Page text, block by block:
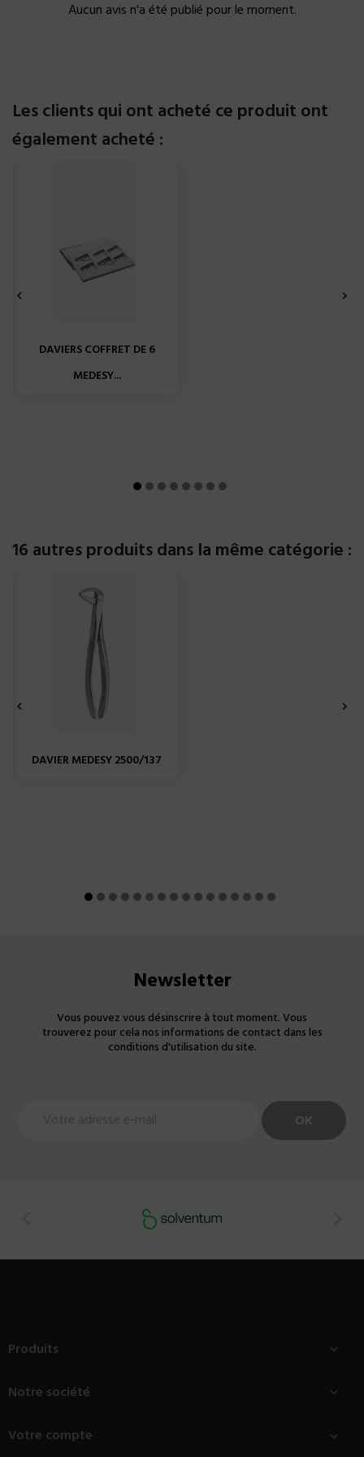
Aucun avis n'a été publié pour le moment.
Les clients qui ont acheté ce produit ont
également acheté :
DAVIERS COFFRET DE 6
MEDESY...
 
16 autres produits dans la même catégorie :
DAVIER MEDESY 2500/137
 
Newsletter
Vous pouvez vous désinscrire à tout moment. Vous
trouverez pour cela nos informations de contact dans les
conditions d'utilisation du site.
Produits 
Notre société 
Votre compte 